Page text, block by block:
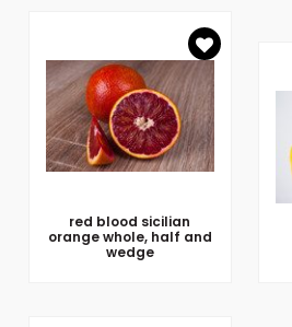
red blood sicilian
orange whole, half and
wedge